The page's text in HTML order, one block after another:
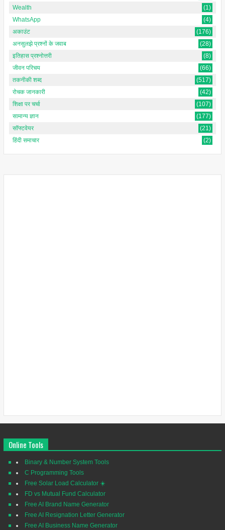
Wealth
(1)
WhatsApp
(4)
अकाउंट
(176)
अनसुलझे प्रश्नों के जवाब
(28)
इतिहास प्रश्नोत्तरी
(8)
जीवन परिचय
(66)
तकनीकी शब्द
(517)
रोचक जानकारी
(42)
शिक्षा पर चर्चा
(107)
सामान्य ज्ञान
(177)
सॉफ्टवेयर
(21)
हिंदी समाचार
(2)
Online Tools
Binary & Number System Tools
C Programming Tools
Free Solar Load Calculator ☀️
FD vs Mutual Fund Calculator
Free AI Brand Name Generator
Free AI Resignation Letter Generator
Free AI Business Name Generator